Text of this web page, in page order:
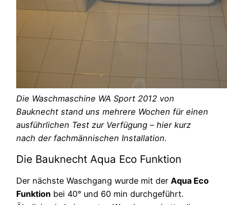
Die Waschmaschine WA Sport 2012 von
Bauknecht stand uns mehrere Wochen für einen
ausführlichen Test zur Verfügung – hier kurz
nach der fachmännischen Installation.
Die Bauknecht Aqua Eco Funktion
Der nächste Waschgang wurde mit der Aqua Eco
Funktion bei 40° und 60 min durchgeführt.